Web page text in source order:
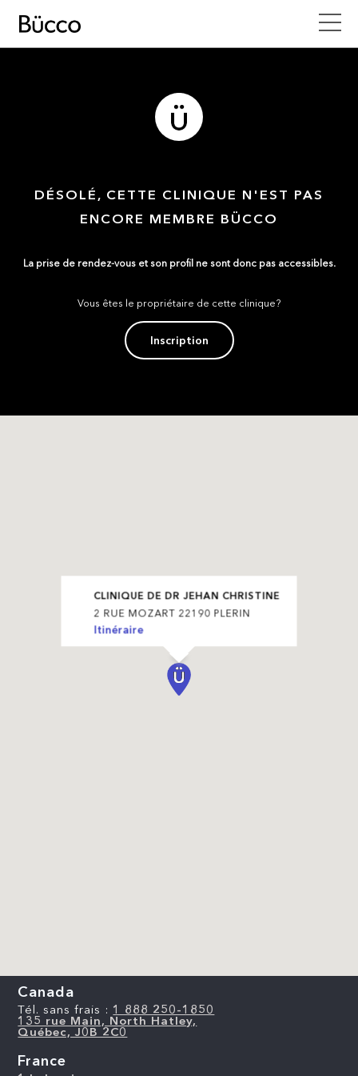
DÉSOLÉ, CETTE CLINIQUE N'EST PAS
ENCORE MEMBRE BÜCCO
La prise de rendez-vous et son profil ne sont donc pas accessibles.
Vous êtes le propriétaire de cette clinique?
Inscription
CLINIQUE DE DR JEHAN CHRISTINE
2 RUE MOZART 22190 PLERIN
Itinéraire
Canada
Tél. sans frais : 1 888 250-1850
135 rue Main, North Hatley,
Québec, J0B 2C0
France